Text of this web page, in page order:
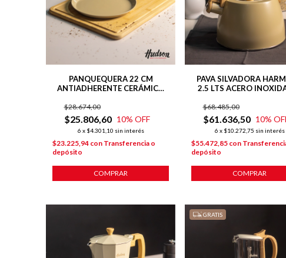
PANQUEQUERA 22 CM
ANTIADHERENTE CERÁMICO
$25.806,60
$28.674,00
10% OFF
6 x $4.301,10 sin interés
$23.225,94 con Transferencia o
depósito
COMPRAR
PAVA SILVADORA
2.5 LTS ACERO
$61.636,50
$68.485,00
10%
6 x $10.272,75 sin interés
$55.472,85 con
depósito
COMPRAR
GRATIS